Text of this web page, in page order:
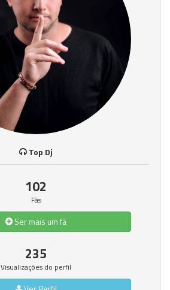
Top Dj
102
Fãs
Ser mais um fã
235
Visualizações do perfil